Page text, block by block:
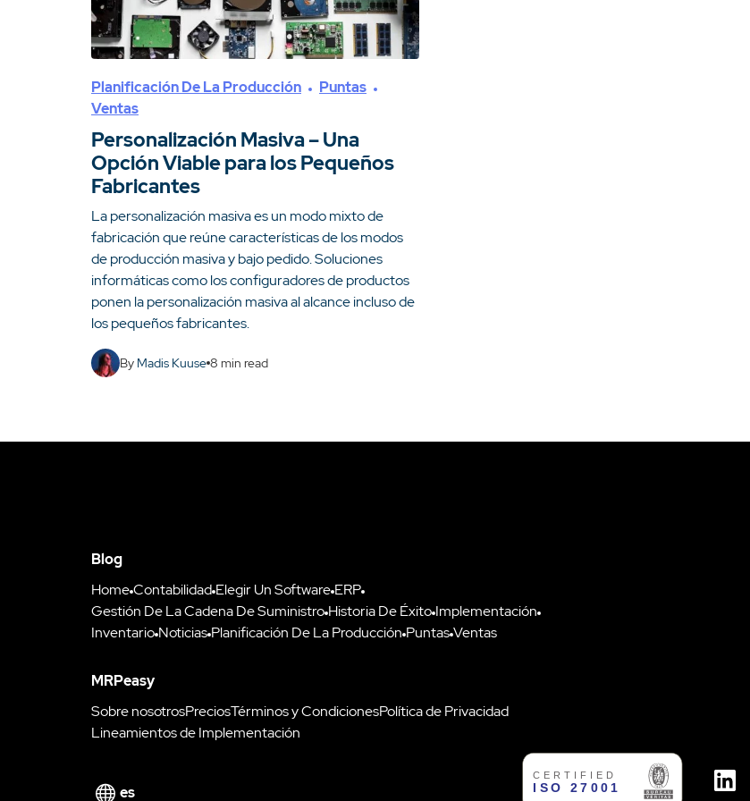
Planificación De La Producción
Puntas
Ventas
Personalización Masiva – Una
Opción Viable para los Pequeños
Fabricantes
La personalización masiva es un modo mixto de
fabricación que reúne características de los modos
de producción masiva y bajo pedido. Soluciones
informáticas como los configuradores de productos
ponen la personalización masiva al alcance incluso de
los pequeños fabricantes.
By Madis Kuuse 8 min read
Blog
HomeContabilidad Elegir Un Software ERP
Gestión De La Cadena De Suministro Historia De Éxito Implementación
Inventario Noticias Planificación De La Producción PuntasVentas
MRPeasy
Sobre nosotrosPreciosTérminos y CondicionesPolítica de Privacidad
Lineamientos de Implementación
es